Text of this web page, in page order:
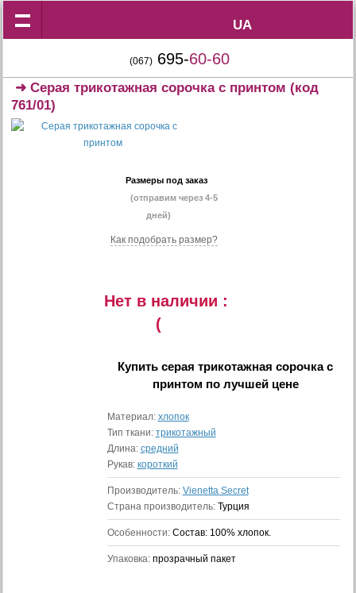
UA
UA
(067) 695-60-60
➜Серая трикотажная сорочка с принтом (код
761/01)
Размеры под заказ
(отправим через 4-5
дней)
Как подобрать размер?
Нет в наличии :
(
Купитьсерая трикотажная сорочка с
принтом по лучшей цене
Материал: хлопок
Тип ткани: трикотажный
Длина: средний
Рукав: короткий
Производитель: Vienetta Secret
Страна производитель: Турция
Особенности: Состав: 100% хлопок.
Упаковка: прозрачный пакет